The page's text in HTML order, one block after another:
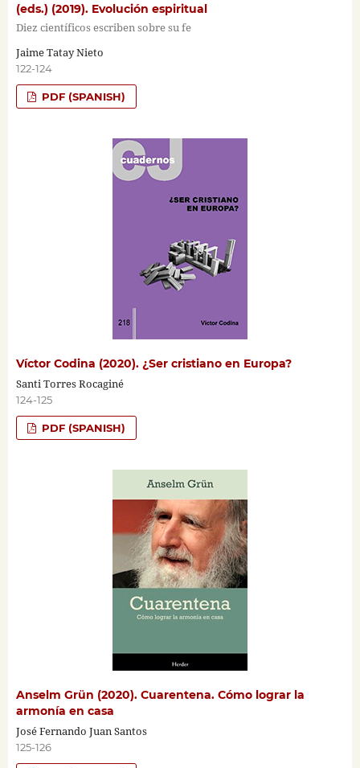
(eds.) (2019). Evolución espiritual
Diez científicos escriben sobre su fe
Jaime Tatay Nieto
122-124
PDF (SPANISH)
Víctor Codina (2020). ¿Ser cristiano en Europa?
Santi Torres Rocaginé
124-125
PDF (SPANISH)
Anselm Grün (2020). Cuarentena. Cómo lograr la
armonía en casa
José Fernando Juan Santos
125-126